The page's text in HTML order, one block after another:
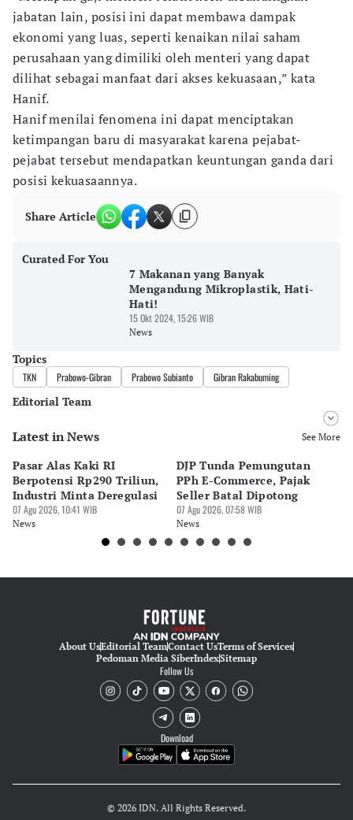
jabatan lain, posisi ini dapat membawa dampak
ekonomi yang luas, seperti kenaikan nilai saham
perusahaan yang dimiliki oleh menteri yang dapat
dilihat sebagai manfaat dari akses kekuasaan,” kata
Hanif.
Hanif menilai fenomena ini dapat menciptakan
ketimpangan baru di masyarakat karena pejabat-
pejabat tersebut mendapatkan keuntungan ganda dari
posisi kekuasaannya.
Share Article
Curated For You
7 Makanan yang Banyak
Mengandung Mikroplastik, Hati-
Hati!
15 Okt 2024, 15:26 WIB
News
Topics
TKN Prabowo-Gibran Prabowo Subianto Gibran Rakabuming
Editorial Team
Editor
Editor
Faesal Mubarok
Latest in News See More
Pasar Alas Kaki RI
Berpotensi Rp290 Triliun,
Industri Minta Deregulasi
07 Agu 2026, 10:41 WIB
News
DJP Tunda Pemungutan
PPh E-Commerce, Pajak
Seller Batal Dipotong
07 Agu 2026, 07:58 WIB
News
About UsEditorial TeamContact UsTerms of Services
Pedoman Media SiberIndexSitemap
Follow Us
Download
© 2026 IDN. All Rights Reserved.